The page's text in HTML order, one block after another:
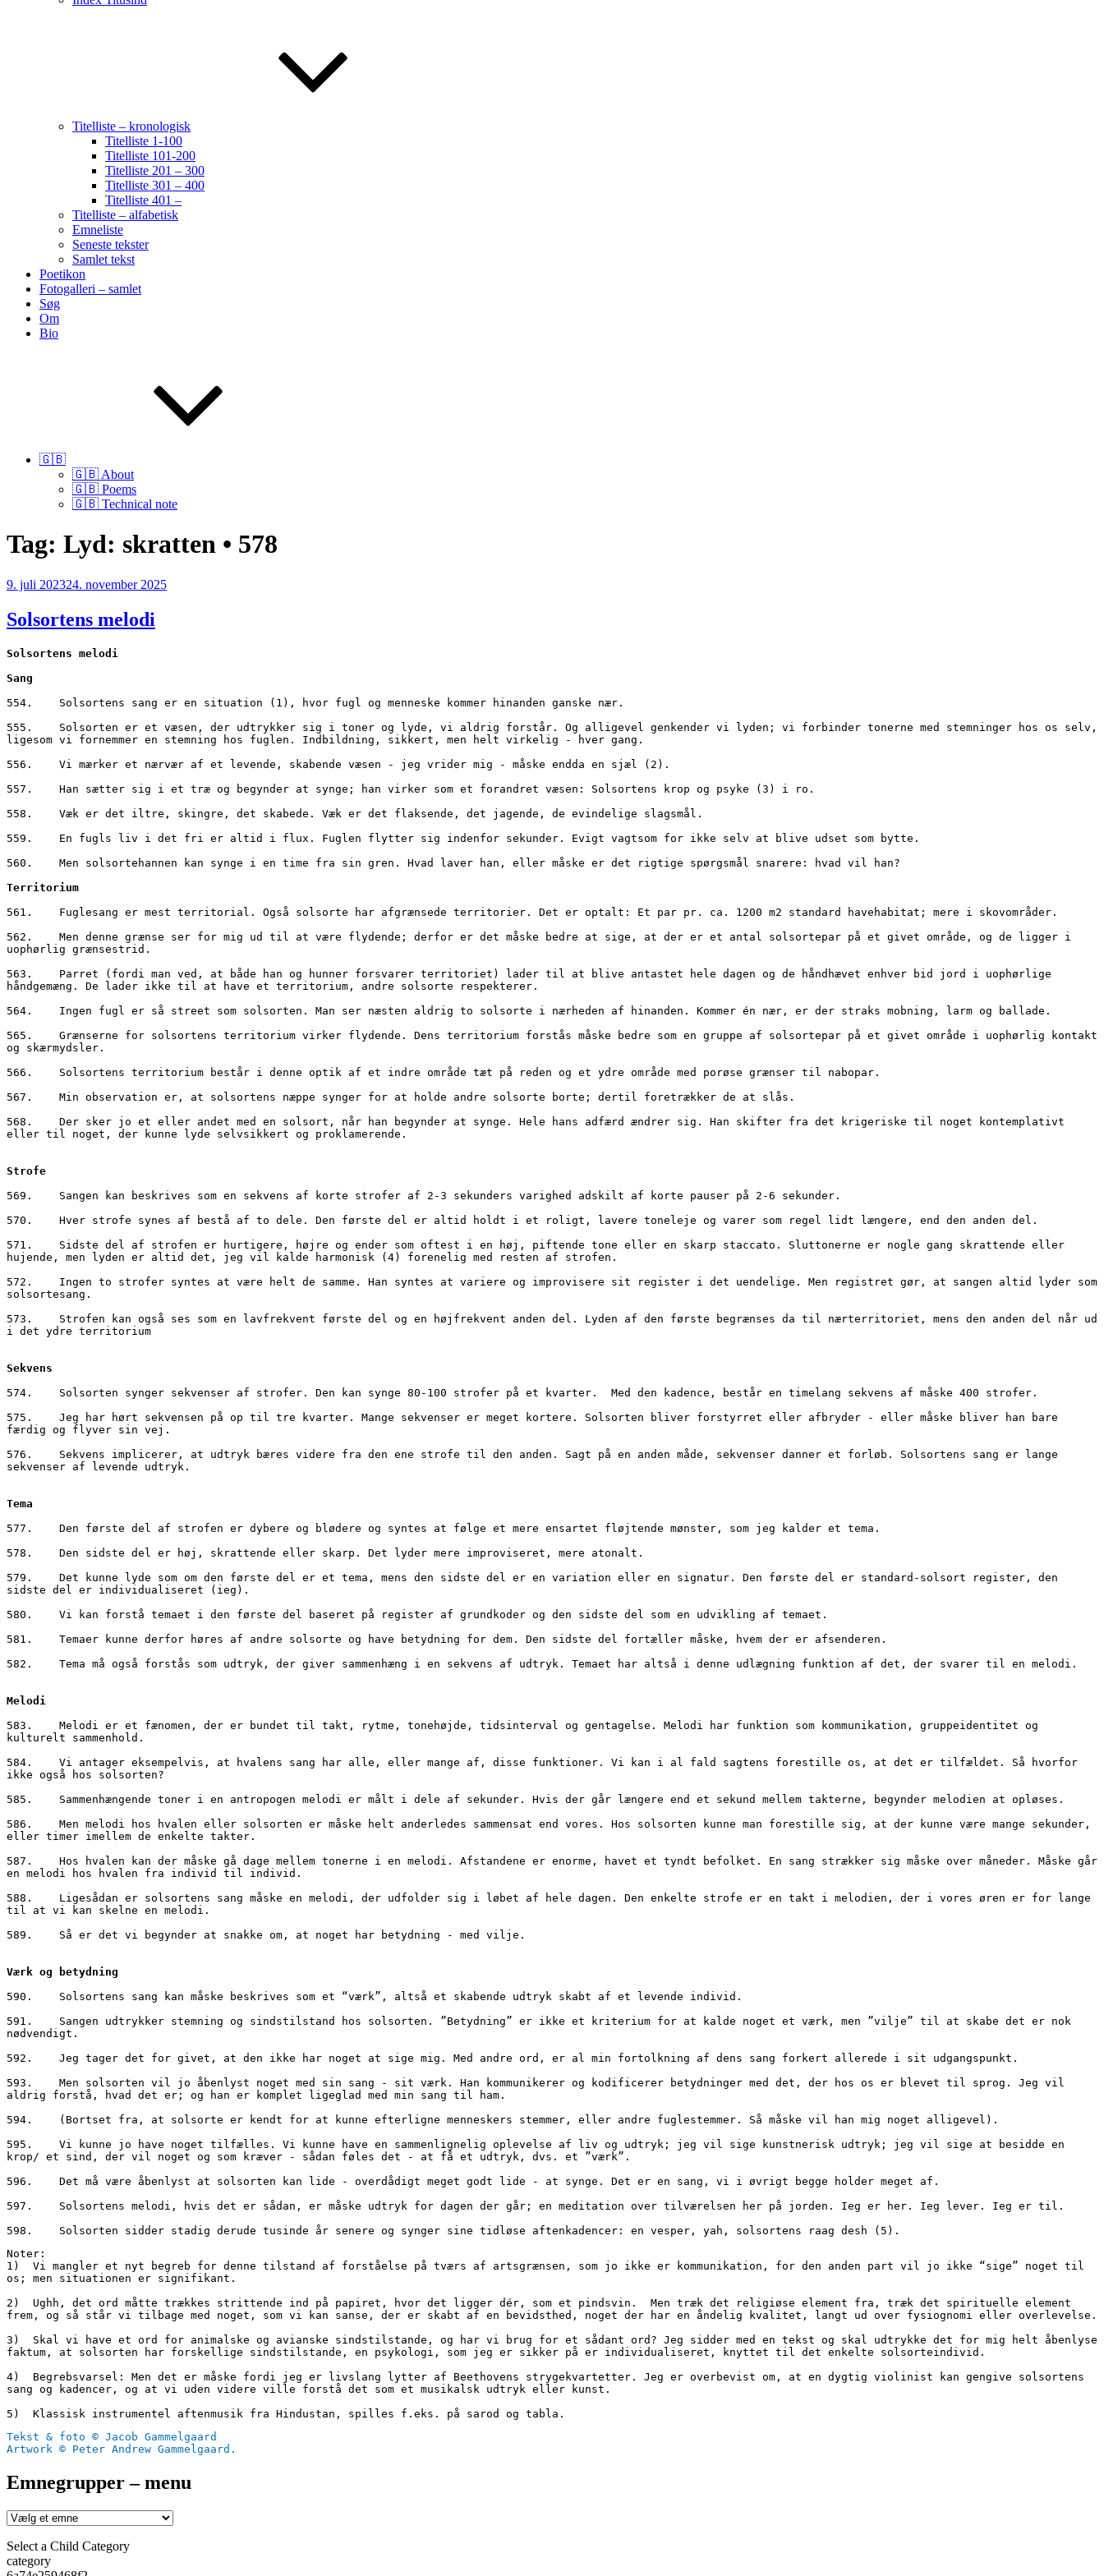
Titelliste – kronologisk
Titelliste 1-100
Titelliste 101-200
Titelliste 201 – 300
Titelliste 301 – 400
Titelliste 401 –
Titelliste – alfabetisk
Emneliste
Seneste tekster
Samlet tekst
Poetikon
Fotogalleri – samlet
Søg
Om
Bio
🇬🇧
🇬🇧 About
🇬🇧 Poems
🇬🇧 Technical note
Tag: Lyd: skratten • 578
Udgivet
9. juli 202324. november 2025
Solsortens melodi
Solsortens melodi
Sang
554.	Solsortens sang er en situation (1), hvor fugl og menneske kommer hinanden ganske nær.
555.	Solsorten er et væsen, der udtrykker sig i toner og lyde, vi aldrig forstår. Og alligevel genkender vi lyden; vi forbinder tonerne med stemninger hos os selv,
ligesom vi fornemmer en stemning hos fuglen. Indbildning, sikkert, men helt virkelig - hver gang.
556.	Vi mærker et nærvær af et levende, skabende væsen - jeg vrider mig - måske endda en sjæl (2).
557.	Han sætter sig i et træ og begynder at synge; han virker som et forandret væsen: Solsortens krop og psyke (3) i ro.
558.	Væk er det iltre, skingre, det skabede. Væk er det flaksende, det jagende, de evindelige slagsmål.
559.	En fugls liv i det fri er altid i flux. Fuglen flytter sig indenfor sekunder. Evigt vagtsom for ikke selv at blive udset som bytte.
560.	Men solsortehannen kan synge i en time fra sin gren. Hvad laver han, eller måske er det rigtige spørgsmål snarere: hvad vil han?
Territorium
561.	Fuglesang er mest territorial. Også solsorte har afgrænsede territorier. Det er optalt: Et par pr. ca. 1200 m2 standard havehabitat; mere i skovområder.
562.	Men denne grænse ser for mig ud til at være flydende; derfor er det måske bedre at sige, at der er et antal solsortepar på et givet område, og de ligger i
uophørlig grænsestrid.
563.	Parret (fordi man ved, at både han og hunner forsvarer territoriet) lader til at blive antastet hele dagen og de håndhævet enhver bid jord i uophørlige
håndgemæng. De lader ikke til at have et territorium, andre solsorte respekterer.
564.	Ingen fugl er så street som solsorten. Man ser næsten aldrig to solsorte i nærheden af hinanden. Kommer én nær, er der straks mobning, larm og ballade.
565.	Grænserne for solsortens territorium virker flydende. Dens territorium forstås måske bedre som en gruppe af solsortepar på et givet område i uophørlig kontakt
og skærmydsler.
566.	Solsortens territorium består i denne optik af et indre område tæt på reden og et ydre område med porøse grænser til nabopar.
567.	Min observation er, at solsortens næppe synger for at holde andre solsorte borte; dertil foretrækker de at slås.
568.	Der sker jo et eller andet med en solsort, når han begynder at synge. Hele hans adfærd ændrer sig. Han skifter fra det krigeriske til noget kontemplativt
eller til noget, der kunne lyde selvsikkert og proklamerende.
Strofe
569.	Sangen kan beskrives som en sekvens af korte strofer af 2-3 sekunders varighed adskilt af korte pauser på 2-6 sekunder.
570.	Hver strofe synes af bestå af to dele. Den første del er altid holdt i et roligt, lavere toneleje og varer som regel lidt længere, end den anden del.
571.	Sidste del af strofen er hurtigere, højre og ender som oftest i en høj, piftende tone eller en skarp staccato. Sluttonerne er nogle gang skrattende eller
hujende, men lyden er altid det, jeg vil kalde harmonisk (4) forenelig med resten af strofen.
572.	Ingen to strofer syntes at være helt de samme. Han syntes at variere og improvisere sit register i det uendelige. Men registret gør, at sangen altid lyder som
solsortesang.
573.	Strofen kan også ses som en lavfrekvent første del og en højfrekvent anden del. Lyden af den første begrænses da til nærterritoriet, mens den anden del når ud
i det ydre territorium
Sekvens
574.	Solsorten synger sekvenser af strofer. Den kan synge 80-100 strofer på et kvarter.  Med den kadence, består en timelang sekvens af måske 400 strofer.
575.	Jeg har hørt sekvensen på op til tre kvarter. Mange sekvenser er meget kortere. Solsorten bliver forstyrret eller afbryder - eller måske bliver han bare
færdig og flyver sin vej.
576.	Sekvens implicerer, at udtryk bæres videre fra den ene strofe til den anden. Sagt på en anden måde, sekvenser danner et forløb. Solsortens sang er lange
sekvenser af levende udtryk.
Tema
577.	Den første del af strofen er dybere og blødere og syntes at følge et mere ensartet fløjtende mønster, som jeg kalder et tema.
578.	Den sidste del er høj, skrattende eller skarp. Det lyder mere improviseret, mere atonalt.
579.	Det kunne lyde som om den første del er et tema, mens den sidste del er en variation eller en signatur. Den første del er standard-solsort register, den
sidste del er individualiseret (ieg).
580.	Vi kan forstå temaet i den første del baseret på register af grundkoder og den sidste del som en udvikling af temaet.
581.	Temaer kunne derfor høres af andre solsorte og have betydning for dem. Den sidste del fortæller måske, hvem der er afsenderen.
582.	Tema må også forstås som udtryk, der giver sammenhæng i en sekvens af udtryk. Temaet har altså i denne udlægning funktion af det, der svarer til en melodi.
Melodi
583.	Melodi er et fænomen, der er bundet til takt, rytme, tonehøjde, tidsinterval og gentagelse. Melodi har funktion som kommunikation, gruppeidentitet og
kulturelt sammenhold.
584.	Vi antager eksempelvis, at hvalens sang har alle, eller mange af, disse funktioner. Vi kan i al fald sagtens forestille os, at det er tilfældet. Så hvorfor
ikke også hos solsorten?
585.	Sammenhængende toner i en antropogen melodi er målt i dele af sekunder. Hvis der går længere end et sekund mellem takterne, begynder melodien at opløses.
586.	Men melodi hos hvalen eller solsorten er måske helt anderledes sammensat end vores. Hos solsorten kunne man forestille sig, at der kunne være mange sekunder,
eller timer imellem de enkelte takter.
587.	Hos hvalen kan der måske gå dage mellem tonerne i en melodi. Afstandene er enorme, havet et tyndt befolket. En sang strækker sig måske over måneder. Måske går
en melodi hos hvalen fra individ til individ.
588.	Ligesådan er solsortens sang måske en melodi, der udfolder sig i løbet af hele dagen. Den enkelte strofe er en takt i melodien, der i vores øren er for lange
til at vi kan skelne en melodi.
589.	Så er det vi begynder at snakke om, at noget har betydning - med vilje.
Værk og betydning
590.	Solsortens sang kan måske beskrives som et “værk”, altså et skabende udtryk skabt af et levende individ.
591.	Sangen udtrykker stemning og sindstilstand hos solsorten. ”Betydning” er ikke et kriterium for at kalde noget et værk, men ”vilje” til at skabe det er nok
nødvendigt.
592.	Jeg tager det for givet, at den ikke har noget at sige mig. Med andre ord, er al min fortolkning af dens sang forkert allerede i sit udgangspunkt.
593.	Men solsorten vil jo åbenlyst noget med sin sang - sit værk. Han kommunikerer og kodificerer betydninger med det, der hos os er blevet til sprog. Jeg vil
aldrig forstå, hvad det er; og han er komplet ligeglad med min sang til ham.
594.	(Bortset fra, at solsorte er kendt for at kunne efterligne menneskers stemmer, eller andre fuglestemmer. Så måske vil han mig noget alligevel).
595.	Vi kunne jo have noget tilfælles. Vi kunne have en sammenlignelig oplevelse af liv og udtryk; jeg vil sige kunstnerisk udtryk; jeg vil sige at besidde en
krop/ et sind, der vil noget og som kræver - sådan føles det - at få et udtryk, dvs. et ”værk”.
596.	Det må være åbenlyst at solsorten kan lide - overdådigt meget godt lide - at synge. Det er en sang, vi i øvrigt begge holder meget af.
597.	Solsortens melodi, hvis det er sådan, er måske udtryk for dagen der går; en meditation over tilværelsen her på jorden. Ieg er her. Ieg lever. Ieg er til.
598.	Solsorten sidder stadig derude tusinde år senere og synger sine tidløse aftenkadencer: en vesper, yah, solsortens raag desh (5).
Noter:
1)  Vi mangler et nyt begreb for denne tilstand af forståelse på tværs af artsgrænsen, som jo ikke er kommunikation, for den anden part vil jo ikke “sige” noget til
os; men situationen er signifikant.
2)  Ughh, det ord måtte trækkes strittende ind på papiret, hvor det ligger dér, som et pindsvin.  Men træk det religiøse element fra, træk det spirituelle element
frem, og så står vi tilbage med noget, som vi kan sanse, der er skabt af en bevidsthed, noget der har en åndelig kvalitet, langt ud over fysiognomi eller overlevelse.
3)  Skal vi have et ord for animalske og avianske sindstilstande, og har vi brug for et sådant ord? Jeg sidder med en tekst og skal udtrykke det for mig helt åbenlyse
faktum, at solsorten har forskellige sindstilstande, en psykologi, som jeg er sikker på er individualiseret, knyttet til det enkelte solsorteindivid.
4)  Begrebsvarsel: Men det er måske fordi jeg er livslang lytter af Beethovens strygekvartetter. Jeg er overbevist om, at en dygtig violinist kan gengive solsortens
sang og kadencer, og at vi uden videre ville forstå det som et musikalsk udtryk eller kunst.
5)  Klassisk instrumentel aftenmusik fra Hindustan, spilles f.eks. på sarod og tabla.
Tekst & foto © Jacob Gammelgaard
Artwork © Peter Andrew Gammelgaard.
Emnegrupper – menu
Select a Child Category
category